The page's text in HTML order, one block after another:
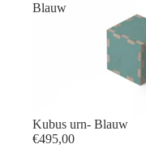
Blauw
Kubus urn- Blauw
€495,00